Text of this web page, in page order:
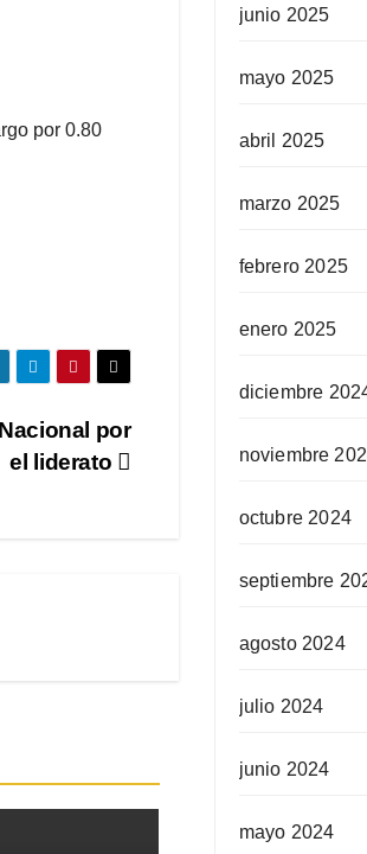
por 0.80
por
el liderato
junio 2025
mayo 2025
abril 2025
marzo 2025
febrero 2025
enero 2025
diciembre
noviembre
octubre 2024
septiembre
agosto 2024
julio 2024
junio 2024
mayo 2024